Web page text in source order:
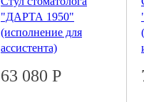
"ДАРТА 1950"
(исполнение для
ассистента)
63 080 Р